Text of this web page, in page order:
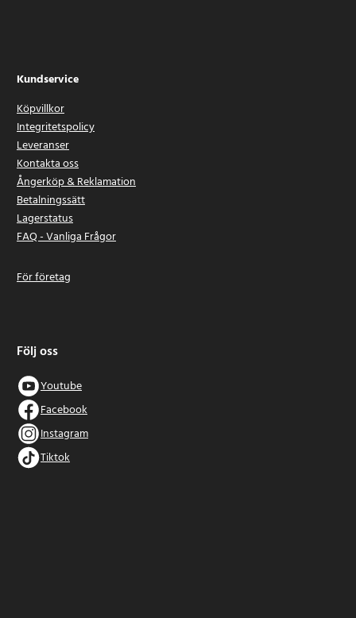
Kundservice
Köpvillkor
Integritetspolicy
Leveranser
Kontakta oss
Ångerköp & Reklamation
Betalningssätt
Lagerstatus
FAQ - Vanliga Frågor
För företag
Följ oss
Youtube
Facebook
Instagram
Tiktok